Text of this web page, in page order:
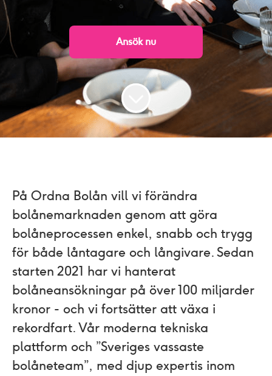
Ansök nu
På Ordna Bolån vill vi förändra
bolånemarknaden genom att göra
bolåneprocessen enkel, snabb och trygg
för både låntagare och långivare. Sedan
starten 2021 har vi hanterat
bolåneansökningar på över 100 miljarder
kronor - och vi fortsätter att växa i
rekordfart. Vår moderna tekniska
plattform och ”Sveriges vassaste
bolåneteam”, med djup expertis inom